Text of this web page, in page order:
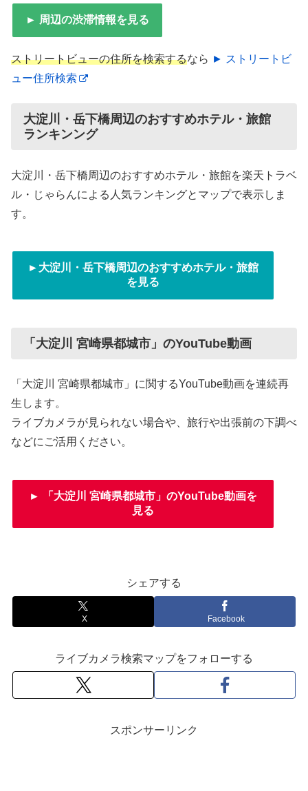
► 周辺の渋滞情報を見る
ストリートビューの住所を検索するなら ► ストリートビ
ュー住所検索
大淀川・岳下橋周辺のおすすめホテル・旅館
ランキンング
大淀川・岳下橋周辺のおすすめホテル・旅館を楽天トラベ
ル・じゃらんによる人気ランキングとマップで表示しま
す。
►大淀川・岳下橋周辺のおすすめホテル・旅館
を見る
「大淀川 宮崎県都城市」のYouTube動画
「大淀川 宮崎県都城市」に関するYouTube動画を連続再
生します。
ライブカメラが見られない場合や、旅行や出張前の下調べ
などにご活用ください。
► 「大淀川 宮崎県都城市」のYouTube動画を
見る
シェアする
X Facebook
ライブカメラ検索マップをフォローする
スポンサーリンク